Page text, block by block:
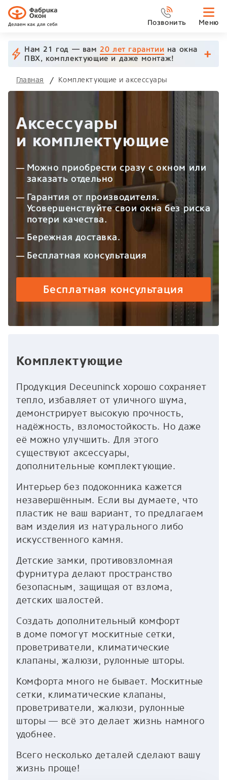
Позвонить Меню
Нам 21 год — вам 20 лет гарантии на окна
ПВХ, комплектующие и даже монтаж!
Главная Комплектующие и аксессуары
Аксессуары
и комплектующие
Можно приобрести сразу с окном или
заказать отдельно
Гарантия от производителя.
Усовершенствуйте свои окна без риска
потери качества.
Бережная доставка.
Бесплатная консультация
Бесплатная консультация
Комплектующие
Продукция Deceuninck хорошо сохраняет
тепло, избавляет от уличного шума,
демонстрирует высокую прочность,
надёжность, взломостойкость. Но даже
её можно улучшить. Для этого
существуют аксессуары,
дополнительные комплектующие.
Интерьер без подоконника кажется
незавершённым. Если вы думаете, что
пластик не ваш вариант, то предлагаем
вам изделия из натурального либо
искусственного камня.
Детские замки, противовзломная
фурнитура делают пространство
безопасным, защищая от взлома,
детских шалостей.
Создать дополнительный комфорт
в доме помогут москитные сетки,
проветриватели, климатические
клапаны, жалюзи, рулонные шторы.
Комфорта много не бывает. Москитные
сетки, климатические клапаны,
проветриватели, жалюзи, рулонные
шторы — всё это делает жизнь намного
удобнее.
Всего несколько деталей сделают вашу
жизнь проще!